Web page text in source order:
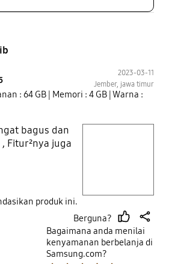
2023-03-11
Jember, jawa timur
: 64 GB | Memori : 4 GB | Warna :
bagus dan
Fitur²nya juga
produk ini.
Berguna?
thumb
up
share
Bagaimana anda menilai
kenyamanan berbelanja di
Samsung.com?